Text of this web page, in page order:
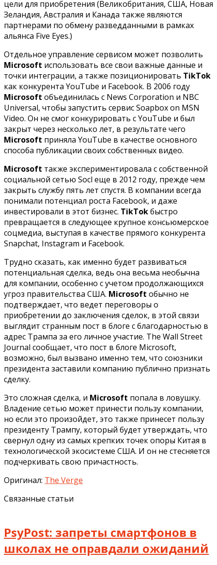
цели для приобретения (Великобритания, США, Новая
Зеландия, Австралия и Канада также являются
партнерами по обмену разведданными в рамках
альянса Five Eyes.)
Отдельное управление сервисом может позволить
Microsoft использовать все свои важные данные и
точки интеграции, а также позиционировать TikTok
как конкурента YouTube и Facebook. В 2006 году
Microsoft объединилась с News Corporation и NBC
Universal, чтобы запустить сервис Soapbox on MSN
Video. Он не смог конкурировать с YouTube и был
закрыт через несколько лет, в результате чего
Microsoft приняла YouTube в качестве основного
способа публикации своих собственных видео.
Microsoft также экспериментировала с собственной
социальной сетью Socl еще в 2012 году, прежде чем
закрыть службу пять лет спустя. В компании всегда
понимали потенциал роста Facebook, и даже
инвестировали в этот бизнес. TikTokбыстро
превращается в следующее крупное консьюмерское
соцмедиа, выступая в качестве прямого конкурента
Snapchat, Instagram и Facebook.
Трудно сказать, как именно будет развиваться
потенциальная сделка, ведь она весьма необычна
для компании, особенно с учетом продолжающихся
угроз правительства США. Microsoft обычно не
подтверждает, что ведет переговоры о
приобретении до заключения сделок, в этой связи
выглядит странным пост в блоге с благодарностью в
адрес Трампа за его личное участие. The Wall Street
Journal сообщает, что пост в блоге Microsoft,
возможно, был вызвано именно тем, что союзники
президента заставили компанию публично признать
сделку.
Это сложная сделка, и Microsoft попала в ловушку.
Владение сетью может принести пользу компании,
но если это произойдет, это также принесет пользу
президенту Трампу, который будет утверждать, что
свернул одну из самых крепких точек опоры Китая в
технологической экосистеме США. И он не стесняется
подчеркивать свою причастность.
Оригинал: The Verge
Связанные статьи
PsyPost: запреты смартфонов в
школах не оправдали ожиданий